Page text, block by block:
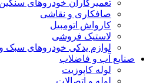
تعمیرکاران خودروهای سنگین
صافکاری و نقاشی
کارواش اتومبیل
لاستیک فروشی
لوازم یدکی خودروهای سبک
صنایع آب و فاضلاب
لوله کاپوزیت
لوله و اتصالات